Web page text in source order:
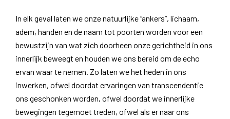
In elk geval laten we onze natuurlijke “ankers”, lichaam,
adem, handen en de naam tot poorten worden voor een
bewustzijn van wat zich doorheen onze gerichtheid in ons
innerlijk beweegt en houden we ons bereid om de echo
ervan waar te nemen. Zo laten we het heden in ons
inwerken, ofwel doordat ervaringen van transcendentie
ons geschonken worden, ofwel doordat we innerlijke
bewegingen tegemoet treden, ofwel als er naar ons